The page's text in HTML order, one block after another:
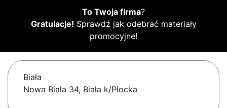
To Twoja firma?
Gratulacje! Sprawdź jak odebrać materiały
promocyjne!
Biała
Nowa Biała 34, Biała k/Płocka